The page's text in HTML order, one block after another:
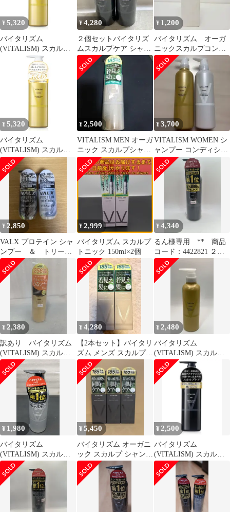
アミノ酸系洗浄成分
[脂性肌・乾燥肌・混合
肌の方に] [髪のボリュ
ーム感・乾燥やパサつ
き 8714b538
¥ 5,320
バイタリズム
(VITALISM) スカルプ
ケア シャンプー ノンシ
リコン 女性用 【頭皮ケ
ア クリニック の思いか
ら生まれた スカルプ ケ
ア】 [国際的 オーガニ
ック 認証成分配合] う
ねり 痒み (レディース)
500mlpms 8c05b339
¥4,280
２個セットバイタリズ
ムスカルプケア シャン
プー オーガニック
500ml
¥ 1,200
バイタリズム オーガ
ニックスカルプコンデ
ィショナー
¥ 5,320
バイタリズム
(VITALISM) スカルプ
ケア シャンプー ノンシ
リコン 女性用 【頭皮ケ
ア クリニック の思いか
ら生まれた スカルプ ケ
ア】 [国際的 オーガニ
ック 認証成分配合] う
ねり 痒み (レディース)
500mlpms 3ae8d80b
¥2,500
VITALISM MEN オーガ
ニック スカルプシャン
プー
¥3,700
VITALISM WOMEN シ
ャンプー コンディショ
ナー セット
¥ 2,850
VALX プロテイン シャ
ンプー ＆ トリート
メントセット
¥2,999
バイタリズム スカルプ
トニック 150ml×2個
¥4,340
るん様専用 ** 商品
コード：4422821 ２点
セット + 商品コー
ド：6601681 ２点セッ
ト 訳あり バイタ
リズム スカルプケア シ
ャンプー ノンシリコン
メンズ 頭皮ケア クリニ
ック 500ml ... 6601681
4580431513622
¥ 2,380
訳あり バイタリズム
(VITALISM) スカルプ
ケア シャンプー ノンシ
リコン 女性用
500ml ... 6602555
4580431513660
¥4,280
【2本セット】バイタリ
ズム メンズ スカルプケ
ア コンディショナー
350ml
¥ 2,480
バイタリズム
(VITALISM) スカルプ
ケア シャンプー 500ml
**4423206
4580431513660
¥ 1,980
バイタリズム
(VITALISM) スカルプ
ケア コンディショナー
500ml **4422386
4580431513639
¥5,450
バイタリズム オーガニ
ック スカルプ シャンプ
ー 男性用 3本セット 送
料無料！
¥ 2,500
バイタリズム
(VITALISM) スカルプ
シャンプー メンズ